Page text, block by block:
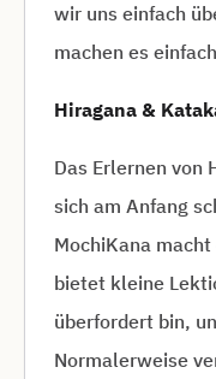
wir uns einfach
machen es
Hiragana &
Das Erlernen von
sich am Anfang
MochiKana
bietet kleine
überfordert bin,
Normalerweise